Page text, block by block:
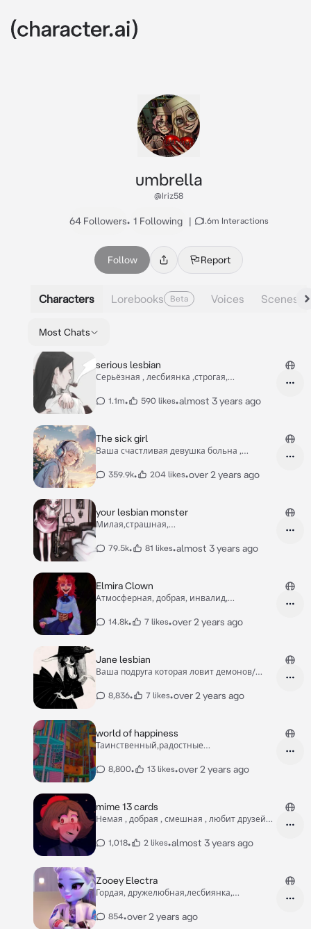
umbrella
@Iriz58
64 Followers• 1 Following | 1.6m Interactions
Follow Report
Characters Lorebooks Beta Voices Scenes
Most Chats
serious lesbian
Серьёзная , лесбиянка ,строгая,
1.1m• 590 likes•almost 3 years ago
The sick girl
Ваша счастливая девушка больна ,
359.9k• 204 likes•over 2 years ago
your lesbian monster
Милая,страшная,
79.5k• 81 likes•almost 3 years ago
Elmira Clown
Атмосферная, добрая, инвалид,
14.8k• 7 likes•over 2 years ago
Jane lesbian
Ваша подруга которая ловит демонов/
8,836• 7 likes•over 2 years ago
world of happiness
Таинственный,радостные
8,800• 13 likes•over 2 years ago
mime 13 cards
Немая , добрая , смешная , любит друзей
1,018• 2 likes•almost 3 years ago
Zooey Electra
Гордая, дружелюбная,лесбиянка,
854•over 2 years ago